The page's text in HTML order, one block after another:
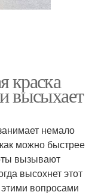
краска
высыхает
немало
можно быстрее
вызывают
высохнет этот
вопросами